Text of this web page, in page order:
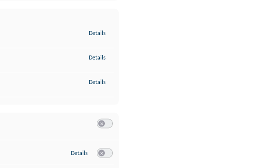
Details
Details
Details
Details zu Google Analytics